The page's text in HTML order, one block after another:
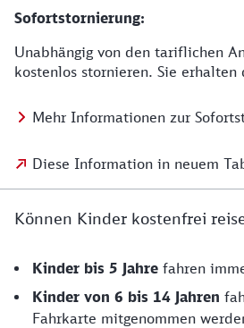
Sofortstornierung:
Unabhängig von den tariflichen
kostenlos stornieren. Sie
Mehr Informationen zur
Diese Information in neuem
Können Kinder kostenfrei
Kinder bis 5 Jahre fahren
Kinder von 6 bis 14 Jahren
Fahrkarte mitgenommen